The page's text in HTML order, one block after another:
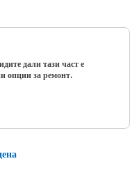
дали тази част е
опции за ремонт.